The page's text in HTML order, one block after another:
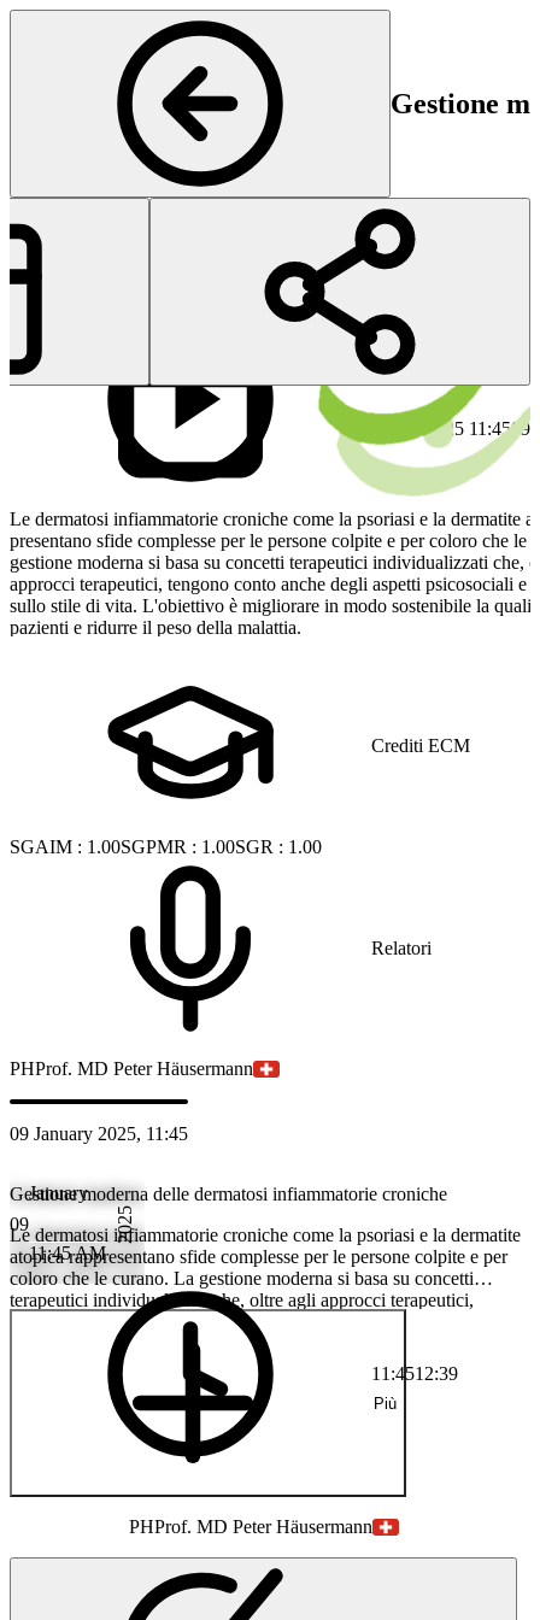
Gestione
Inizio
09 Jan 2025 11:4509
Le dermatosi infiammatorie croniche come la psoriasi e la dermatite
presentano sfide complesse per le persone colpite e per coloro che le
gestione moderna si basa su concetti terapeutici individualizzati che,
approcci terapeutici, tengono conto anche degli aspetti psicosociali e
sullo stile di vita. L'obiettivo è migliorare in modo sostenibile la
pazienti e ridurre il peso della malattia.
Crediti ECM
SGAIM : 1.00SGPMR : 1.00SGR : 1.00
Relatori
PHProf. MD Peter Häusermann
09 January 2025, 11:45
09
January
11:45 AM
2025
11:4512:39
Gestione moderna delle dermatosi infiammatorie croniche
Le dermatosi infiammatorie croniche come la psoriasi e la dermatite
atopica rappresentano sfide complesse per le persone colpite e per
coloro che le curano. La gestione moderna si basa su concetti
terapeutici individualizzati che, oltre agli approcci terapeutici,
tengono conto anche degli aspetti psicosociali e degli interventi sullo
stile di vita. L'obiettivo è migliorare in modo sostenibile la qualità
della vita dei pazienti e ridurre il peso della malattia.
Più
PHProf. MD Peter Häusermann